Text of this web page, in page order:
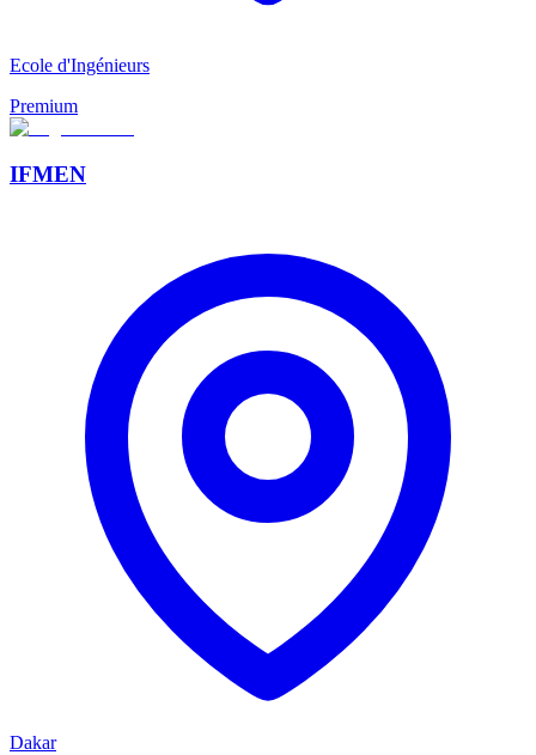
Ecole d'Ingénieurs
Premium
IFMEN
Dakar